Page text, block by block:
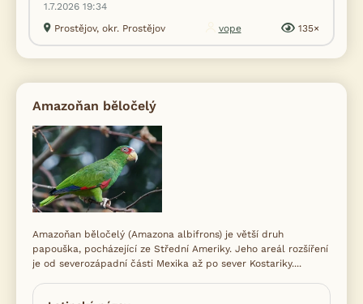
1.7.2026 19:34
Prostějov, okr. Prostějov
vope 135×
Amazoňan běločelý
Amazoňan běločelý (Amazona albifrons) je větší druh
papouška, pocházející ze Střední Ameriky. Jeho areál rozšíření
je od severozápadní části Mexika až po sever Kostariky....